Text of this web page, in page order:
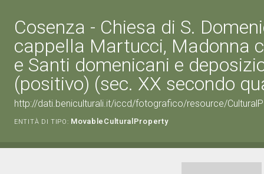
Cosenza - Chiesa di S.
cappella Martucci, Madonna
e Santi domenicani e
(positivo) (sec. XX secondo
http://dati.beniculturali.it/iccd/fotografico/resource/
ENTITÀ DI TIPO: MovableCulturalProperty